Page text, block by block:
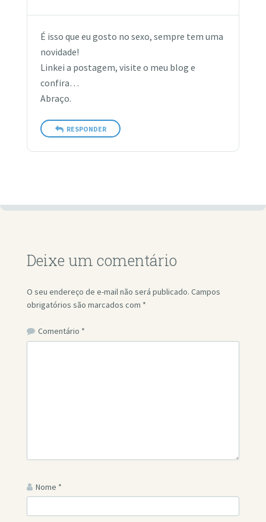
É isso que eu gosto no sexo, sempre tem uma
novidade!
Linkei a postagem, visite o meu blog e
confira…
Abraço.
RESPONDER
Deixe um comentário
O seu endereço de e-mail não será publicado. Campos
obrigatórios são marcados com *
Comentário *
Nome *